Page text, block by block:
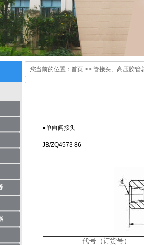
您当前的位置： 首页 >> 管接头、高压胶管
●单向阀接头
JB/ZQ4573-86
代号（订货号）